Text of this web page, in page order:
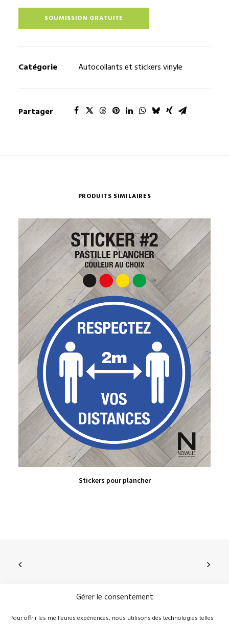
Gérer le consentement
Pour offrir les meilleures expériences, nous utilisons des technologies telles
SOUMISSION GRATUITE
Catégorie Autocollants et stickers vinyle
Partager
PRODUITS SIMILAIRES
VIEW PRODUCT
Stickers pour plancher
210, rue Principale, Vallée-Jonction (Qc), G0S 3J0